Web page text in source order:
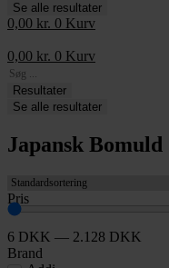
Se alle resultater
0,00 kr. 0 Kurv
0,00 kr. 0 Kurv
Search
...Resultater
Se alle resultater
Japansk Bomuld
Pris
6 DKK — 2.128 DKK
Brand